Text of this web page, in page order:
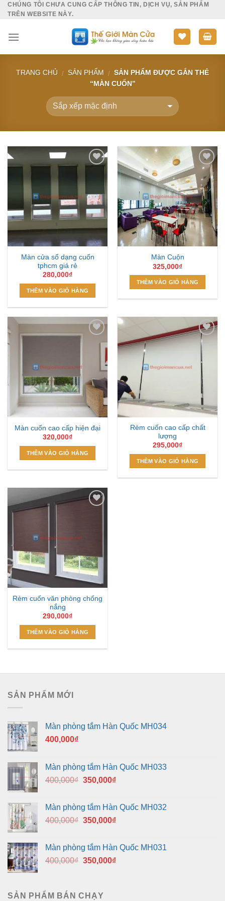
SkipCHÚNG TÔI CHƯA CUNG CẤP THÔNG TIN, DỊCH VỤ, SẢN PHẨM
TRÊN WEBSITE NÀY.
TRANG CHỦ / SẢN PHẨM / SẢN PHẨM ĐƯỢC GẮN THẺ
“MÀN CUỐN”
Wishlist
Màn cửa sổ dạng cuốn
tphcm giá rẻ
280,000₫
THÊM VÀO GIỎ HÀNG
Add to
Wishlist
Màn Cuộn
325,000₫
THÊM VÀO GIỎ HÀNG
Wishlist
Màn cuốn cao cấp hiện đại
320,000₫
THÊM VÀO GIỎ HÀNG
Add to
Wishlist
Rèm cuốn cao cấp chất
lượng
295,000₫
THÊM VÀO GIỎ HÀNG
Wishlist
Rèm cuốn văn phòng chống
nắng
290,000₫
THÊM VÀO GIỎ HÀNG
SẢN PHẨM MỚI
Màn phòng tắm Hàn Quốc MH034
400,000₫
Màn phòng tắm Hàn Quốc MH033
400,000₫ Giá
400,000₫.
350,000₫Giá
là:
350,000₫.
Màn phòng tắm Hàn Quốc MH032
400,000₫ Giá
400,000₫.
350,000₫Giá
là:
350,000₫.
Màn phòng tắm Hàn Quốc MH031
400,000₫ Giá
400,000₫.
350,000₫Giá
SẢN PHẨM BÁN CHẠY